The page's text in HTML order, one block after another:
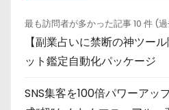
最も訪問者が多かった記事 10 件 (
【副業占いに禁断の神ツー
ット鑑定自動化パッケージ
SNS集客を100倍パワーア